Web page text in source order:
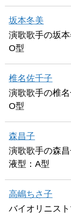
坂本冬美
演歌歌手の坂
O型
椎名佐千子
演歌歌手の椎
O型
森昌子
演歌歌手の森
液型：A型
高嶋ちさ子
バイオリニス